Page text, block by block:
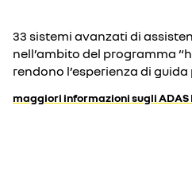
33 sistemi avanzati di
nell’ambito del programma
rendono l’esperienza di guida
maggiori informazioni sugli ADAS